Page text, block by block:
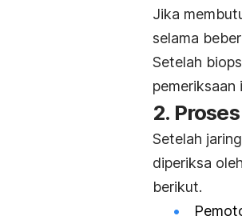
Jika
selama
Setelah
2. Proses
Setelah
diperiksa
berikut.